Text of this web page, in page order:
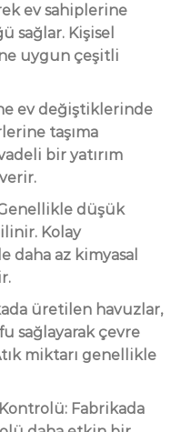
ev sahiplerine
sağlar. Kişisel
uygun çeşitli
ev değiştiklerinde
taşıma
bir yatırım
düşük
Kolay
az kimyasal
üretilen havuzlar,
sağlayarak çevre
miktarı genellikle
Fabrikada